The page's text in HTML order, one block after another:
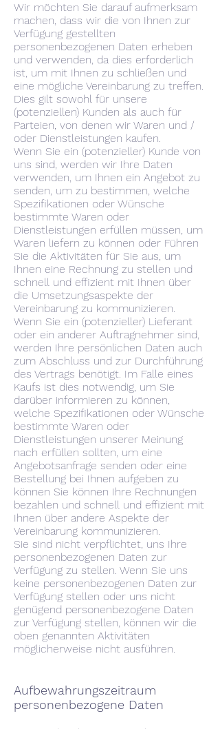
Wir möchten Sie darauf aufmerksam
machen, dass wir die von Ihnen zur
Verfügung gestellten
personenbezogenen Daten erheben
und verwenden, da dies erforderlich
ist, um mit Ihnen zu schließen und
eine mögliche Vereinbarung zu treffen.
Dies gilt sowohl für unsere
(potenziellen) Kunden als auch für
Parteien, von denen wir Waren und /
oder Dienstleistungen kaufen.
Wenn Sie ein (potenzieller) Kunde von
uns sind, werden wir Ihre Daten
verwenden, um Ihnen ein Angebot zu
senden, um zu bestimmen, welche
Spezifikationen oder Wünsche
bestimmte Waren oder
Dienstleistungen erfüllen müssen, um
Waren liefern zu können oder Führen
Sie die Aktivitäten für Sie aus, um
Ihnen eine Rechnung zu stellen und
schnell und effizient mit Ihnen über
die Umsetzungsaspekte der
Vereinbarung zu kommunizieren.
Wenn Sie ein (potenzieller) Lieferant
oder ein anderer Auftragnehmer sind,
werden Ihre persönlichen Daten auch
zum Abschluss und zur Durchführung
des Vertrags benötigt. Im Falle eines
Kaufs ist dies notwendig, um Sie
darüber informieren zu können,
welche Spezifikationen oder Wünsche
bestimmte Waren oder
Dienstleistungen unserer Meinung
nach erfüllen sollten, um eine
Angebotsanfrage senden oder eine
Bestellung bei Ihnen aufgeben zu
können Sie können Ihre Rechnungen
bezahlen und schnell und effizient mit
Ihnen über andere Aspekte der
Vereinbarung kommunizieren.
Sie sind nicht verpflichtet, uns Ihre
personenbezogenen Daten zur
Verfügung zu stellen. Wenn Sie uns
keine personenbezogenen Daten zur
Verfügung stellen oder uns nicht
genügend personenbezogene Daten
zur Verfügung stellen, können wir die
oben genannten Aktivitäten
möglicherweise nicht ausführen.
Aufbewahrungszeitraum
personenbezogene Daten